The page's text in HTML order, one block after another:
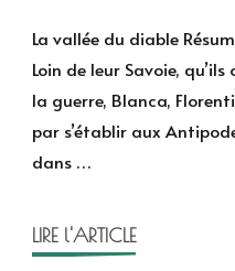
vallée
La vallée du diable
Loin de leur Savoie,
la guerre, Blanca,
par s’établir aux
dans …
LIRE l'ARTICLE